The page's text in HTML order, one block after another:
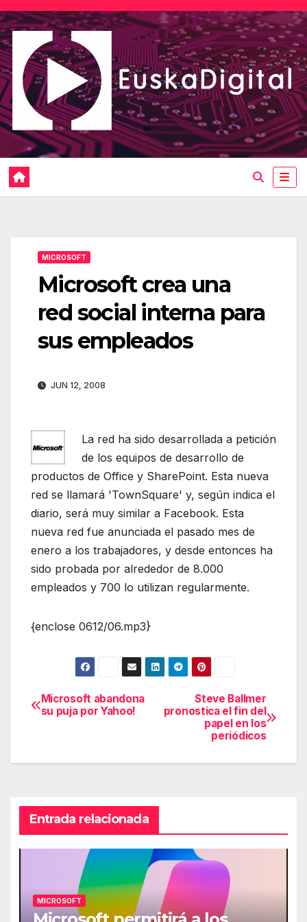
Saltar
al
contenido
MICROSOFT
Microsoft crea una
red social interna para
sus empleados
JUN 12, 2008
La red ha sido desarrollada a petición
de los equipos de desarrollo de
productos de Office y SharePoint. Esta nueva
red se llamará 'TownSquare' y, según indica el
diario, será muy similar a Facebook. Esta
nueva red fue anunciada el pasado mes de
enero a los trabajadores, y desde entonces ha
sido probada por alrededor de 8.000
empleados y 700 lo utilizan regularmente.
{enclose 0612/06.mp3}
Navegación
entradas
Steve Ballmer
pronostica el fin del
papel en los
periódicos
Microsoft abandona
su puja por Yahoo!
Entrada relacionada
MICROSOFT